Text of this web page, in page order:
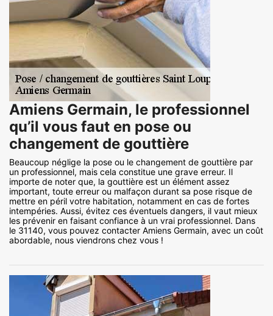
Amiens Germain, le professionnel
qu’il vous faut en pose ou
changement de gouttière
Beaucoup néglige la pose ou le changement de gouttière par
un professionnel, mais cela constitue une grave erreur. Il
importe de noter que, la gouttière est un élément assez
important, toute erreur ou malfaçon durant sa pose risque de
mettre en péril votre habitation, notamment en cas de fortes
intempéries. Aussi, évitez ces éventuels dangers, il vaut mieux
les prévenir en faisant confiance à un vrai professionnel. Dans
le 31140, vous pouvez contacter Amiens Germain, avec un coût
abordable, nous viendrons chez vous !